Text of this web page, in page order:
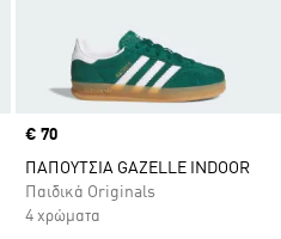
Price
€ 70
ΠΑΠΟΥΤΣΙΑ GAZELLE INDOOR
Παιδικά Originals
4 χρώματα